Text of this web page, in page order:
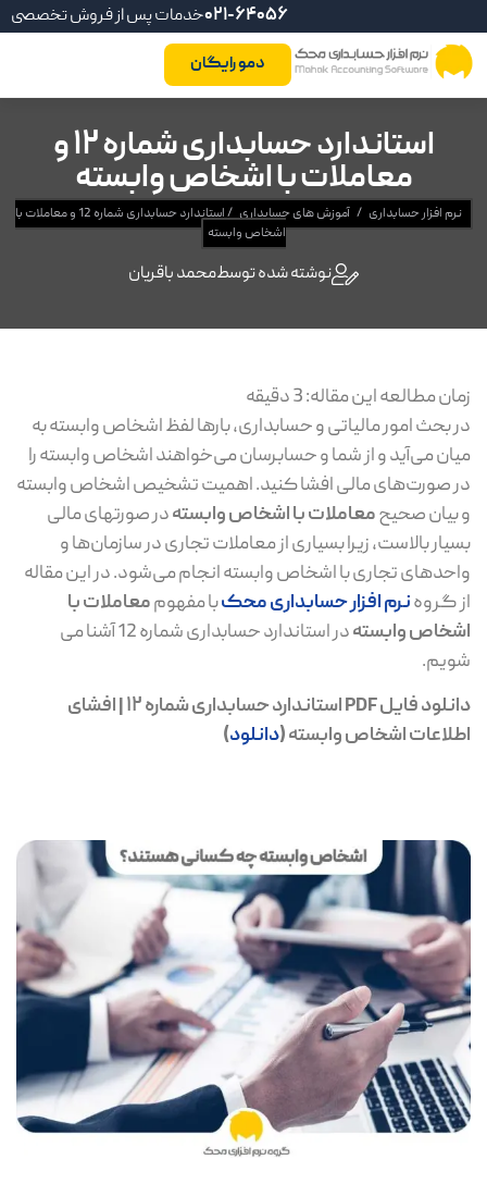
خدمات پس از فروش تخصصی021-64056
دمو رایگان
استاندارد حسابداری شماره 12 و
معاملات با اشخاص وابسته
نرم افزار حسابداری / آموزش های حسابداری /
استاندارد حسابداری شماره 12 و معاملات با
اشخاص وابسته
نوشته شده توسطمحمد باقریان
زمان مطالعه این مقاله:3دقیقه
در بحث امور مالیاتی و حسابداری، بارها لفظ اشخاص وابسته به
میان می‌آید و از شما و حسابرسان می‌خواهند اشخاص وابسته را
در صورت‌های مالی افشا کنید. اهمیت تشخیص اشخاص وابسته
و بیان صحیحمعاملات با اشخاص وابستهدر صورتهای مالی
بسیار بالاست، زیرا بسیاری از معاملات تجاری در سازمان‌ها و
واحدهای تجاری با اشخاص وابسته انجام می‌شود. در این مقاله
از گروهنرم افزار حسابداری محکبا مفهوممعاملات با
اشخاص وابسته
در استاندارد حسابداری شماره 12 آشنا می
شویم.
دانلود فایل PDF استاندارد حسابداری شماره 12 | افشای
اطلاعات اشخاص وابسته (دانلود)